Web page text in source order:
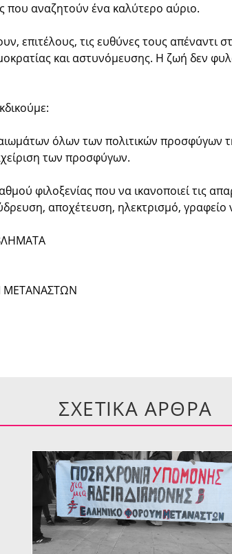
που αναζητούν ένα καλύτερο αύριο.
επιτέλους, τις ευθύνες τους απέναντι
και αστυνόμευσης. Η ζωή δεν
όλων των πολιτικών προσφύγων
των προσφύγων.
φιλοξενίας που να ικανοποιεί τις
αποχέτευση, ηλεκτρισμό, γραφείο
ΜΕΤΑΝΑΣΤΩΝ
ΣΧΕΤΙΚΑ ΑΡΘΡΑ